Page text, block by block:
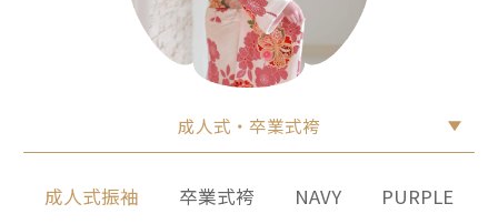
成人式・卒業式袴
成人式振袖 卒業式袴 NAVY
PURPLE